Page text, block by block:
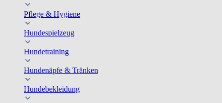
Pflege & Hygiene
Hundespielzeug
Hundetraining
Hundenäpfe & Tränken
Hundebekleidung